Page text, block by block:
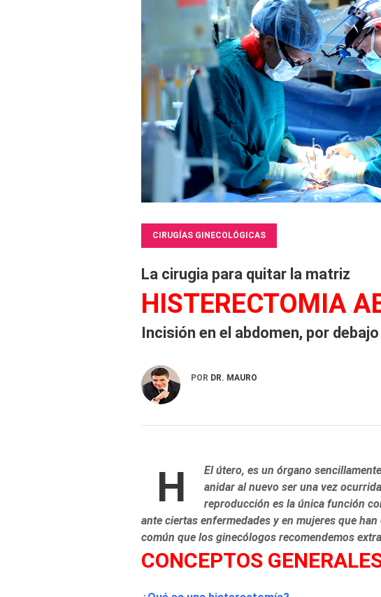
CIRUGÍAS GINECOLÓGICAS
La cirugia para quitar la matriz
HISTERECTOMIA
Incisión en el abdomen, por
POR DR. MAURO
H
El útero, es un órgano
anidar al nuevo ser una vez
reproducción es la única función
ante ciertas enfermedades y en mujeres que
común que los ginecólogos recomendemos
CONCEPTOS